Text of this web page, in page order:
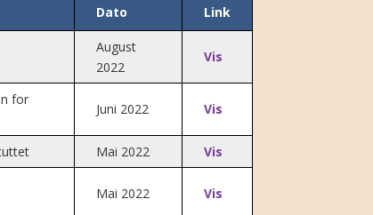
Dato Link
August
2022
Vis
for
Juni 2022 Vis
Mai 2022
Vis
Mai 2022 Vis